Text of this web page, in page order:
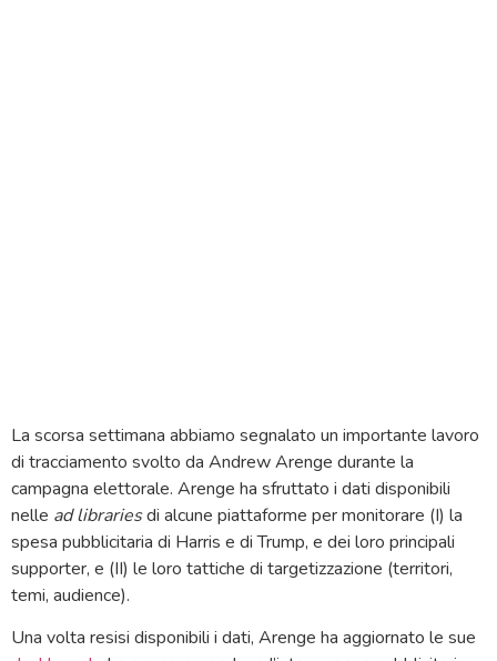
La scorsa settimana abbiamo segnalato un importante lavoro
di tracciamento svolto da Andrew Arenge durante la
campagna elettorale. Arenge ha sfruttato i dati disponibili
nelle ad librariesdi alcune piattaforme per monitorare (I) la
spesa pubblicitaria di Harris e di Trump, e dei loro principali
supporter, e (II) le loro tattiche di targetizzazione (territori,
temi, audience).
Una volta resisi disponibili i dati, Arenge ha aggiornato le sue